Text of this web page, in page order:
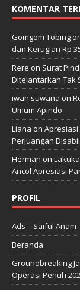
KOMENTAR
Gomgom Tobing
dan Kerugian Rp
Rere on Surat
Ditelantarkan Tak
iwan suwana on
Umum Apindo
Liana on Apresiasi
Perjuangan
Herman on
Ancol Apresiasi
PROFIL
Ads – Saiful Anam
Beranda
Groundbreaking
Operasi Penuh